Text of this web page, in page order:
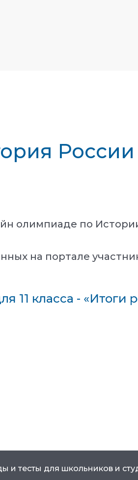
России
олимпиаде по
на портале
11 класса - «Итоги
и тесты для школьников и